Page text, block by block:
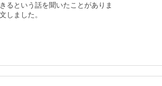
るという話を聞いたことがありま
しました。